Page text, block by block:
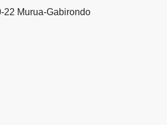
22 Murua-Gabirondo